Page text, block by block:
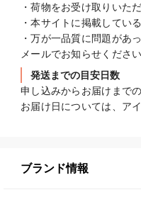
・荷物をお受け取りいた
・本サイトに掲載してい
・万が一品質に問題があ
メールでお知らせください
発送までの目安日数
申し込みからお届けまで
お届け日については、ア
ブランド情報